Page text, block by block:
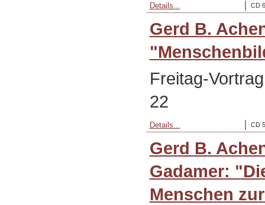
CD
Details...
Gerd B.
Freitag-
22
CD
Details...
Gerd B.
Gadamer:
Menschen